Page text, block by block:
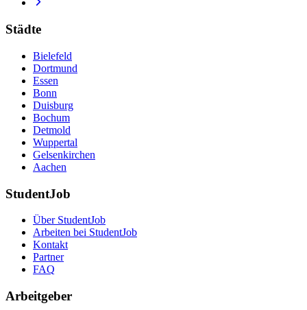
Städte
Bielefeld
Dortmund
Essen
Bonn
Duisburg
Bochum
Detmold
Wuppertal
Gelsenkirchen
Aachen
StudentJob
Über StudentJob
Arbeiten bei StudentJob
Kontakt
Partner
FAQ
Arbeitgeber